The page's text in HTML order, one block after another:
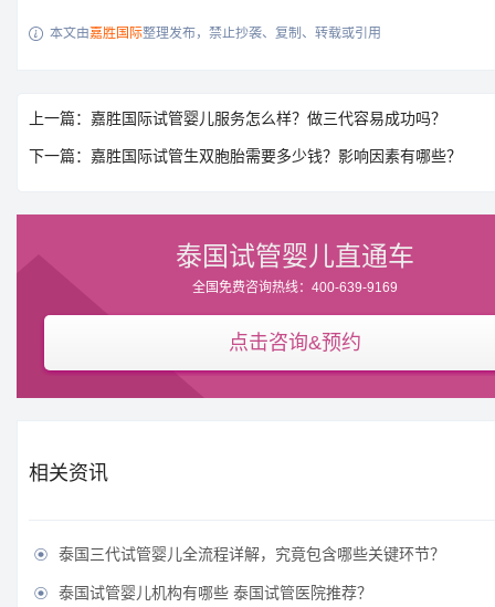
 本文由嘉胜国际整理发布，禁止抄袭、复制、转载或引用
上一篇：嘉胜国际试管婴儿服务怎么样？做三代容易成功吗？
下一篇：嘉胜国际试管生双胞胎需要多少钱？影响因素有哪些？
泰国试管婴儿直通车
全国免费咨询热线：400-639-9169
点击咨询&预约
相关资讯
 泰国三代试管婴儿全流程详解，究竟包含哪些关键环节？
 泰国试管婴儿机构有哪些 泰国试管医院推荐？